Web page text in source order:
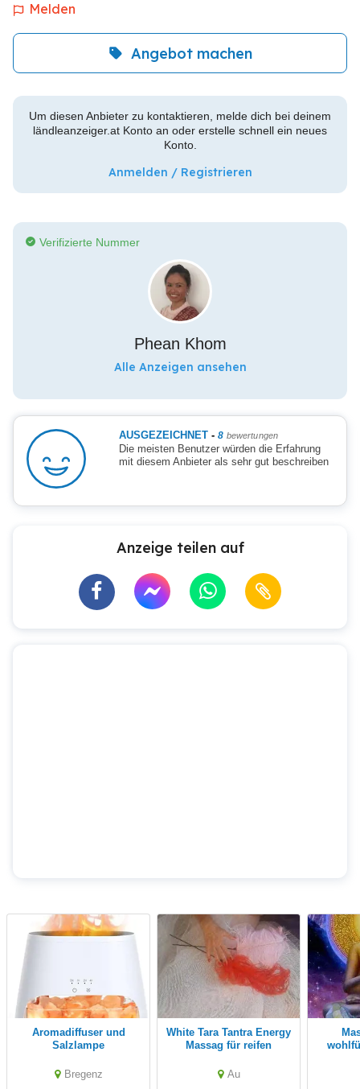
Melden
Angebot machen
Um diesen Anbieter zu kontaktieren, melde dich bei deinem
ländleanzeiger.at Konto an oder erstelle schnell ein neues
Konto.
Anmelden / Registrieren
Verifizierte Nummer
Phean Khom
Alle Anzeigen ansehen
AUSGEZEICHNET - 8 bewertungen
Die meisten Benutzer würden die Erfahrung
mit diesem Anbieter als sehr gut beschreiben
Anzeige teilen auf
Aromadiffuser und
Salzlampe
Bregenz
white Tara Tantra Energy
Massag für reifen
Erfahrung 50+
Au
Massagen zum